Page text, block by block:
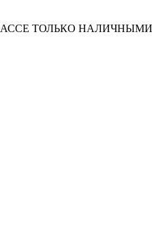
НАЛИЧНЫМИ!